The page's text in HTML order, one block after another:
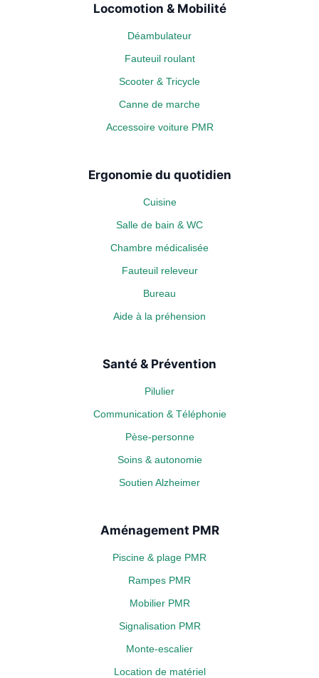
Locomotion & Mobilité
Déambulateur
Fauteuil roulant
Scooter & Tricycle
Canne de marche
Accessoire voiture PMR
Ergonomie du quotidien
Cuisine
Salle de bain & WC
Chambre médicalisée
Fauteuil releveur
Bureau
Aide à la préhension
Santé & Prévention
Pilulier
Communication & Téléphonie
Pèse-personne
Soins & autonomie
Soutien Alzheimer
Aménagement PMR
Piscine & plage PMR
Rampes PMR
Mobilier PMR
Signalisation PMR
Monte-escalier
Location de matériel